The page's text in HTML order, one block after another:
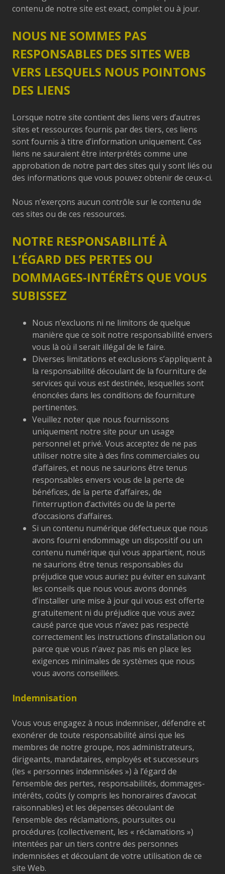
contenu de notre site est exact, complet ou à jour.
NOUS NE SOMMES PAS
RESPONSABLES DES SITES WEB
VERS LESQUELS NOUS POINTONS
DES LIENS
Lorsque notre site contient des liens vers d’autres
sites et ressources fournis par des tiers, ces liens
sont fournis à titre d’information uniquement. Ces
liens ne sauraient être interprétés comme une
approbation de notre part des sites qui y sont liés ou
des informations que vous pouvez obtenir de ceux-ci.
Nous n’exerçons aucun contrôle sur le contenu de
ces sites ou de ces ressources.
NOTRE RESPONSABILITÉ À
L’ÉGARD DES PERTES OU
DOMMAGES-INTÉRÊTS QUE VOUS
SUBISSEZ
Nous n’excluons ni ne limitons de quelque
manière que ce soit notre responsabilité envers
vous là où il serait illégal de le faire.
Diverses limitations et exclusions s’appliquent à
la responsabilité découlant de la fourniture de
services qui vous est destinée, lesquelles sont
énoncées dans les conditions de fourniture
pertinentes.
Veuillez noter que nous fournissons
uniquement notre site pour un usage
personnel et privé. Vous acceptez de ne pas
utiliser notre site à des fins commerciales ou
d’affaires, et nous ne saurions être tenus
responsables envers vous de la perte de
bénéfices, de la perte d’affaires, de
l’interruption d’activités ou de la perte
d’occasions d’affaires.
Si un contenu numérique défectueux que nous
avons fourni endommage un dispositif ou un
contenu numérique qui vous appartient, nous
ne saurions être tenus responsables du
préjudice que vous auriez pu éviter en suivant
les conseils que nous vous avons donnés
d’installer une mise à jour qui vous est offerte
gratuitement ni du préjudice que vous avez
causé parce que vous n’avez pas respecté
correctement les instructions d’installation ou
parce que vous n’avez pas mis en place les
exigences minimales de systèmes que nous
vous avons conseillées.
Indemnisation
Vous vous engagez à nous indemniser, défendre et
exonérer de toute responsabilité ainsi que les
membres de notre groupe, nos administrateurs,
dirigeants, mandataires, employés et successeurs
(les « personnes indemnisées ») à l’égard de
l’ensemble des pertes, responsabilités, dommages-
intérêts, coûts (y compris les honoraires d’avocat
raisonnables) et les dépenses découlant de
l’ensemble des réclamations, poursuites ou
procédures (collectivement, les « réclamations »)
intentées par un tiers contre des personnes
indemnisées et découlant de votre utilisation de ce
site Web.